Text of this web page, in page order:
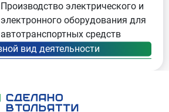
Производство электрического и
электронного оборудования для
автотранспортных средств